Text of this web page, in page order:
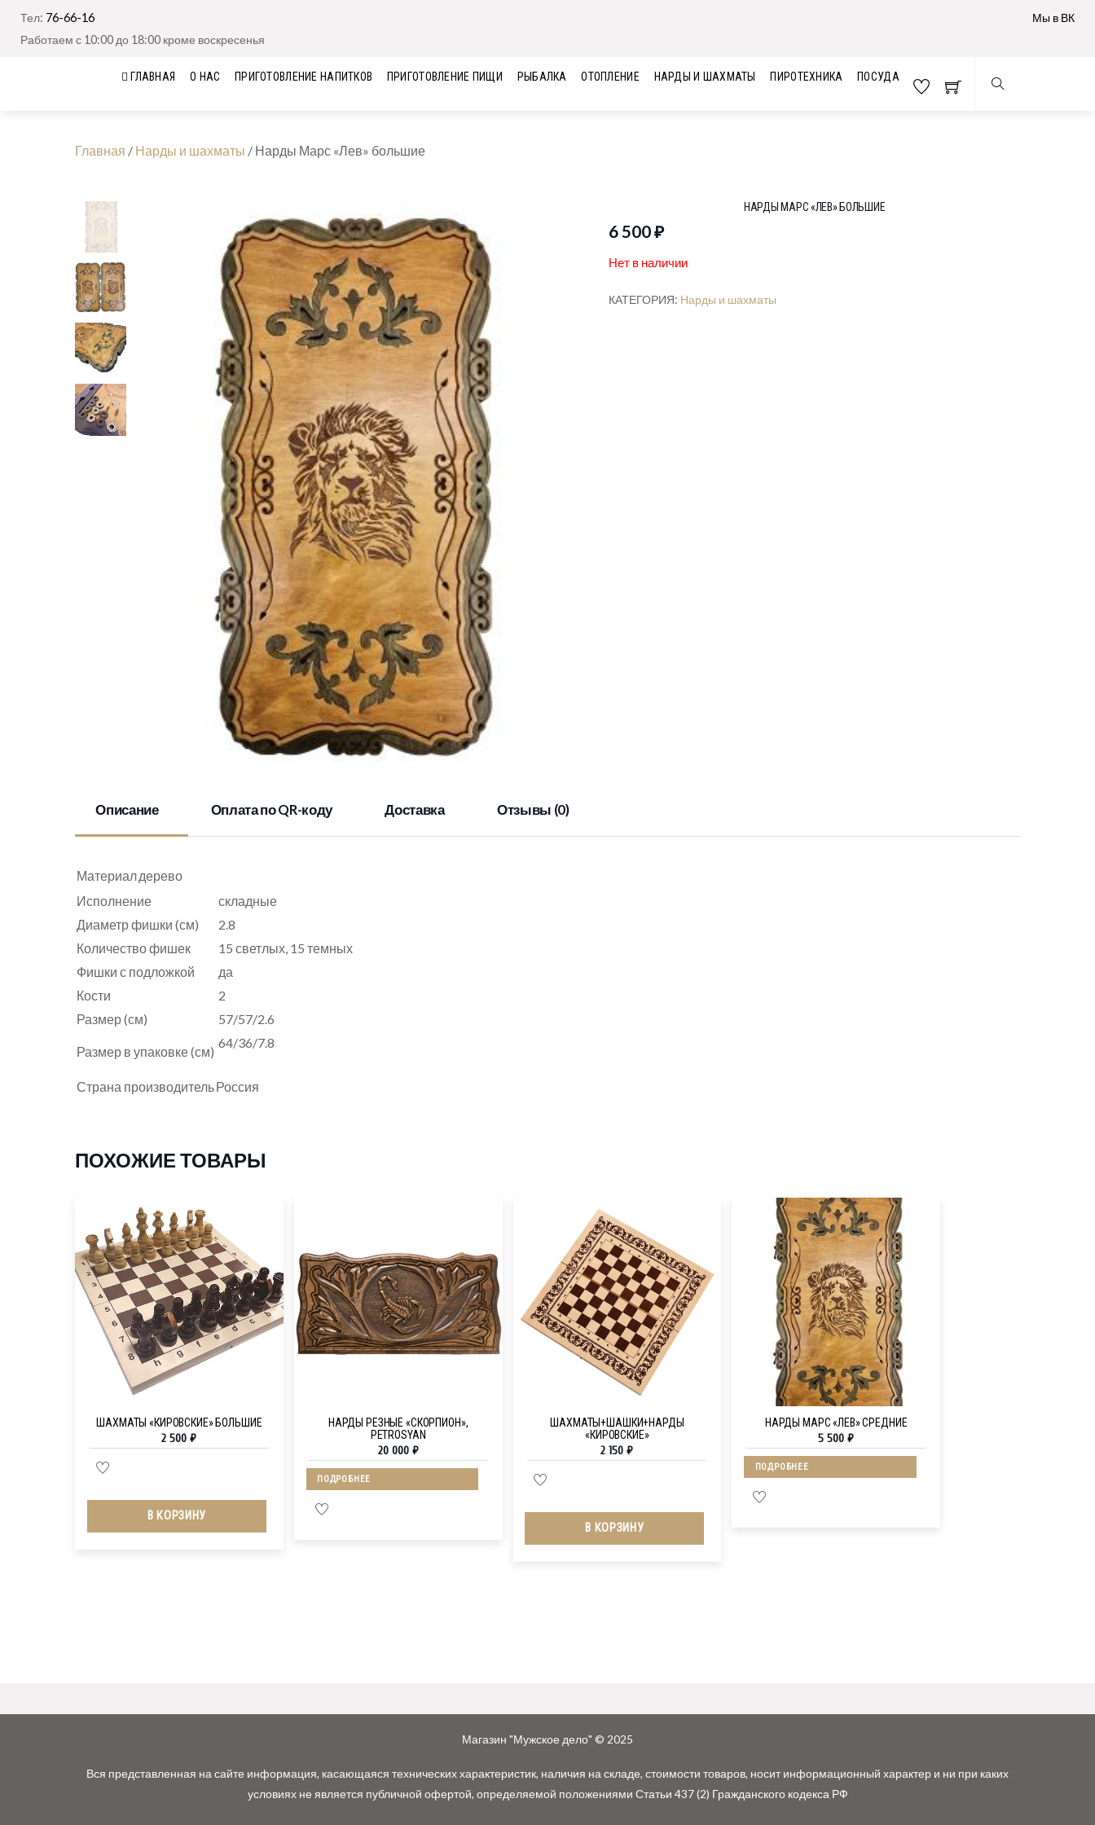
Тел: 76-66-16
Работаем с 10:00 до 18:00 кроме воскресенья
Мы в ВК
ГЛАВНАЯ О НАС ПРИГОТОВЛЕНИЕ НАПИТКОВ ПРИГОТОВЛЕНИЕ ПИЩИ РЫБАЛКА ОТОПЛЕНИЕ НАРДЫ И ШАХМАТЫ ПИРОТЕХНИКА ПОСУДА
Главная / Нарды и шахматы / Нарды Марс «Лев» большие
НАРДЫ МАРС «ЛЕВ» БОЛЬШИЕ
6 500₽
Нет в наличии
КАТЕГОРИЯ: Нарды и шахматы
Описание Оплата по QR-коду Доставка Отзывы (0)
Материалдерево
Исполнение
складные
Диаметр фишки (см)
2.8
Количество фишек
15 светлых, 15 темных
Фишки с подложкой
да
Кости
2
Размер (см)
57/57/2.6
Размер в упаковке (см)
64/36/7.8
Страна производительРоссия
ПОХОЖИЕ ТОВАРЫ
ШАХМАТЫ «КИРОВСКИЕ» БОЛЬШИЕ
2 500₽
В КОРЗИНУ
НАРДЫ РЕЗНЫЕ «СКОРПИОН»,
PETROSYAN
20 000 ₽
ПОДРОБНЕЕ
ШАХМАТЫ+ШАШКИ+НАРДЫ
«КИРОВСКИЕ»
2 150₽
В КОРЗИНУ
НАРДЫ МАРС «ЛЕВ» СРЕДНИЕ
5 500₽
ПОДРОБНЕЕ
Магазин "Мужское дело" © 2025
Вся представленная на сайте информация, касающаяся технических характеристик, наличия на складе, стоимости товаров, носит информационный характер и ни при каких
условиях не является публичной офертой, определяемой положениями Статьи 437 (2) Гражданского кодекса РФ